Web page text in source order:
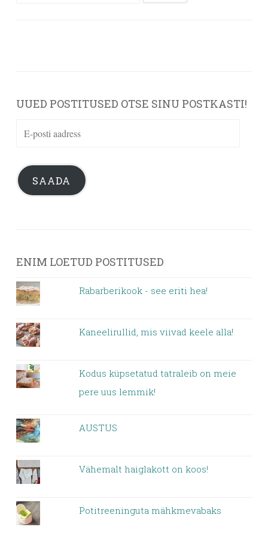
UUED POSTITUSED OTSE SINU POSTKASTI!
E-
aadress
SAADA
ENIM LOETUD POSTITUSED
Rabarberikook - see eriti hea!
Kaneelirullid, mis viivad keele alla!
Kodus küpsetatud tatraleib on meie
pere uus lemmik!
AUSTUS
Vähemalt haiglakott on koos!
Potitreeninguta mähkmevabaks